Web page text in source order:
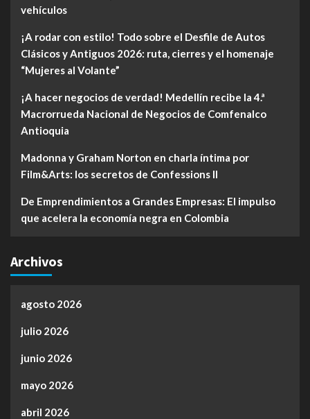
vehículos
¡A rodar con estilo! Todo sobre el Desfile de Autos
Clásicos y Antiguos 2026: ruta, cierres y el homenaje
“Mujeres al Volante”
¡A hacer negocios de verdad! Medellín recibe la 4.ª
Macrorrueda Nacional de Negocios de Comfenalco
Antioquia
Madonna y Graham Norton en charla íntima por
Film&Arts: los secretos de Confessions II
De Emprendimientos a Grandes Empresas: El impulso
que acelera la economía negra en Colombia
Archivos
agosto 2026
julio 2026
junio 2026
mayo 2026
abril 2026